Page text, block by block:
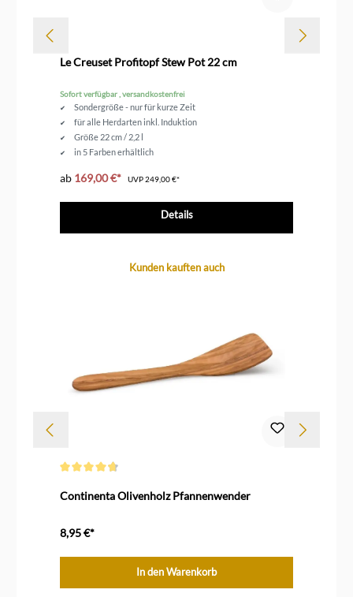
Le Creuset Profitopf Stew Pot 22 cm
Sofort verfügbar , versandkostenfrei
Sondergröße - nur für kurze Zeit
für alle Herdarten inkl. Induktion
Größe 22 cm / 2,2 l
in 5 Farben erhältlich
ab 169,00 €* UVP249,00 €*
Details
Produktgalerie überspringenKunden kauften auch
Continenta Olivenholz Pfannenwender
8,95 €*
In den Warenkorb